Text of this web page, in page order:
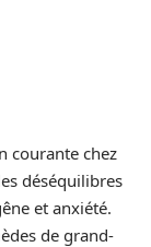
courante chez
déséquilibres
et anxiété.
de grand-